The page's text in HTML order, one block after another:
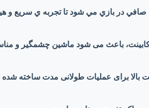
در بازي مي شود تا تجربه ي سريع و
بالا برای عملیات طولانی مدت ساخته